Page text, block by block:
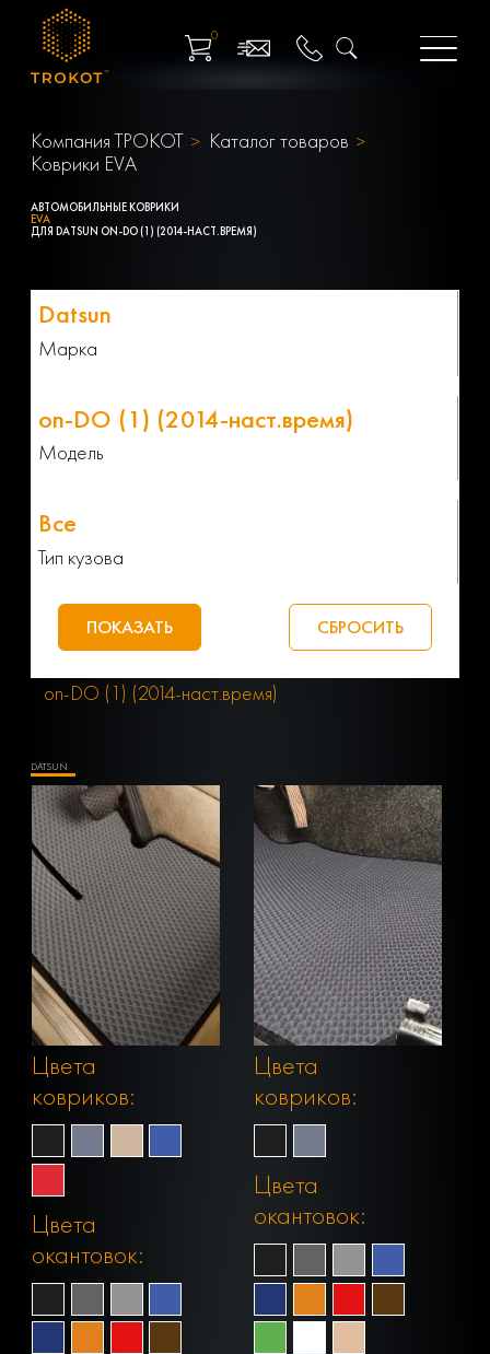
0
Компания ТРОКОТ
Каталог товаров
Коврики EVA
АВТОМОБИЛЬНЫЕ КОВРИКИ
EVA
ДЛЯ DATSUN ON-DO (1) (2014-НАСТ.ВРЕМЯ)
Марка
Модель
Тип кузова
on-DO (1) (2014-наст.время)
DATSUN
Цвета
ковриков:
Цвета
окантовок:
Цвета
ковриков:
Цвета
окантовок: